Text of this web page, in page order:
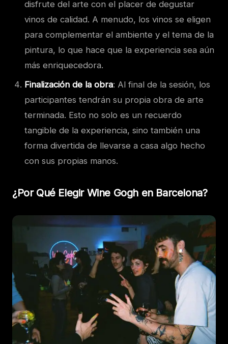
disfrute del arte con el placer de degustar
vinos de calidad. A menudo, los vinos se eligen
para complementar el ambiente y el tema de la
pintura, lo que hace que la experiencia sea aún
más enriquecedora.
Finalización de la obra: Al final de la sesión, los
participantes tendrán su propia obra de arte
terminada. Esto no solo es un recuerdo
tangible de la experiencia, sino también una
forma divertida de llevarse a casa algo hecho
con sus propias manos.
¿Por Qué Elegir Wine Gogh en Barcelona?